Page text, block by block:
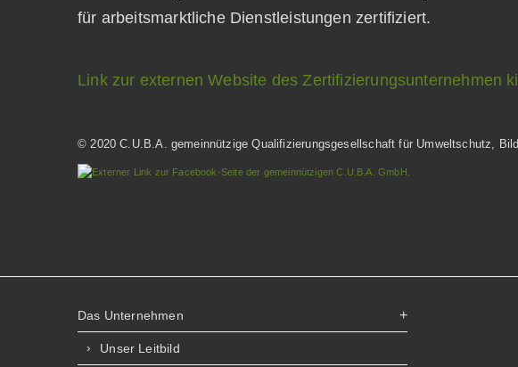
für arbeitsmarktliche Dienstleistungen zertifiziert.
Link zur externen Website des Zertifizierungsunternehmen
© 2020 C.U.B.A. gemeinnützige Qualifizierungsgesellschaft für Umweltschutz,
Das Unternehmen
Unser Leitbild